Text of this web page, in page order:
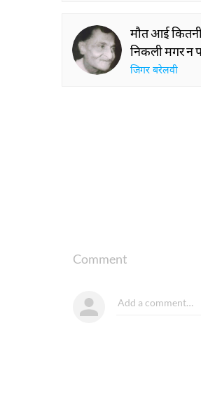
मौत आई
निकली मगर न
जिगर बरेलवी
Comment